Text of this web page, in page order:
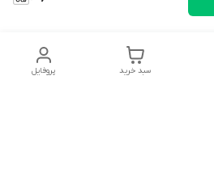
پروفایل سبد خرید